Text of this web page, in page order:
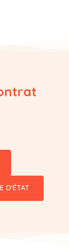
D'ÉTAT